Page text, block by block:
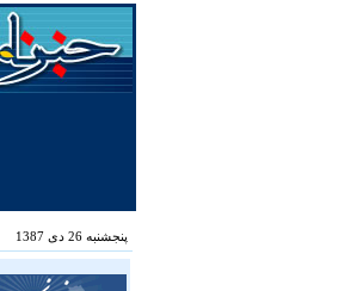
پنجشنبه 26 دی 1387